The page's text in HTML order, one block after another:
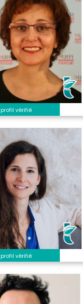
profil vérifié
profil vérifié